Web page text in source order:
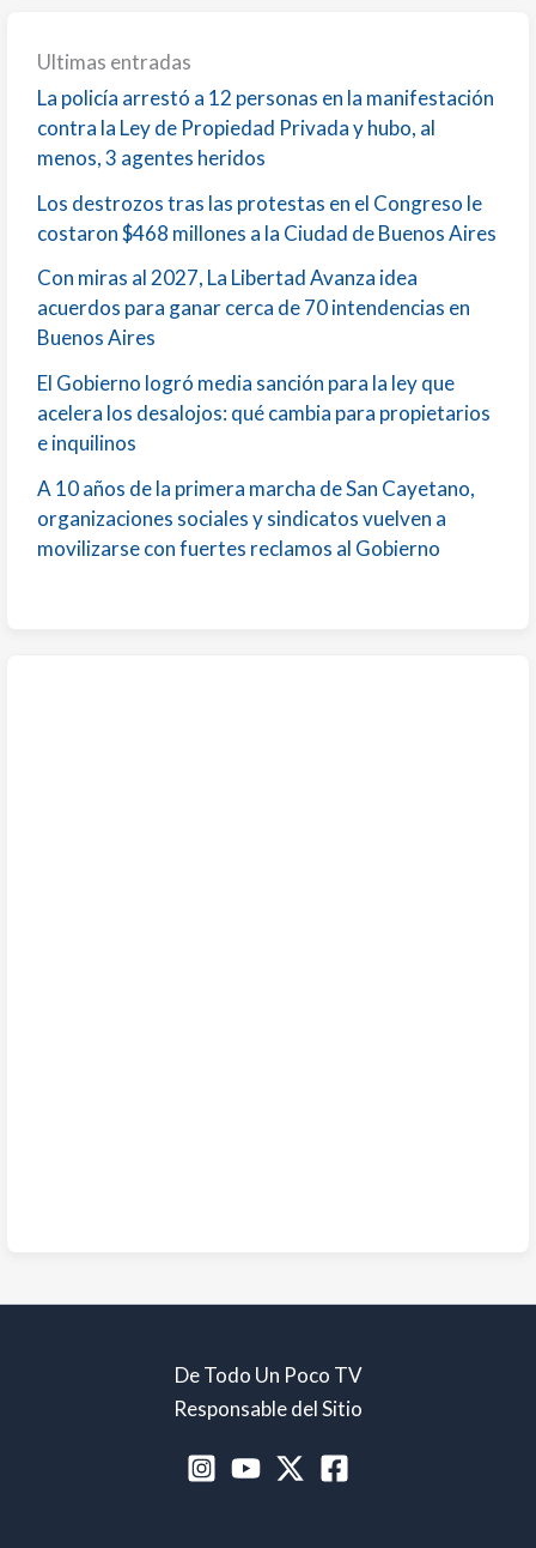
Ultimas entradas
La policía arrestó a 12 personas en la manifestación
contra la Ley de Propiedad Privada y hubo, al
menos, 3 agentes heridos
Los destrozos tras las protestas en el Congreso le
costaron $468 millones a la Ciudad de Buenos Aires
Con miras al 2027, La Libertad Avanza idea
acuerdos para ganar cerca de 70 intendencias en
Buenos Aires
El Gobierno logró media sanción para la ley que
acelera los desalojos: qué cambia para propietarios
e inquilinos
A 10 años de la primera marcha de San Cayetano,
organizaciones sociales y sindicatos vuelven a
movilizarse con fuertes reclamos al Gobierno
De Todo Un Poco TV
Responsable del Sitio